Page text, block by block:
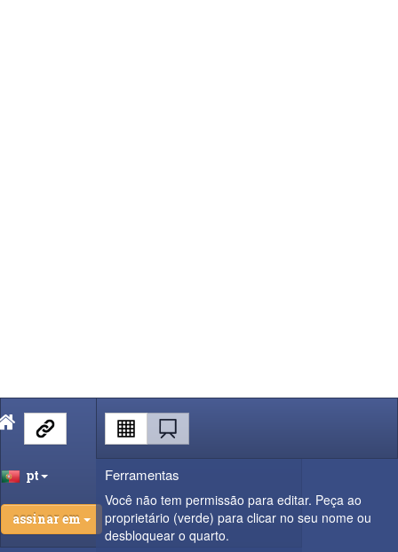
pt
assinar em
Ferramentas
Você não tem permissão para editar. Peça ao
proprietário (verde) para clicar no seu nome ou
desbloquear o quarto.